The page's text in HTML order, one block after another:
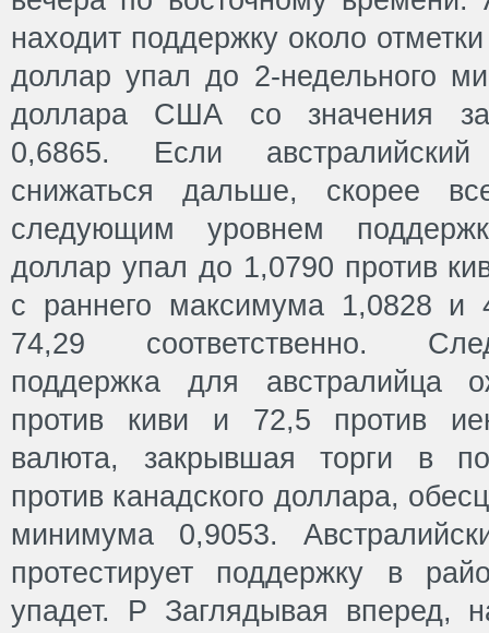
находит поддержку около
доллар упал до 2-недельного
доллара США со значения
0,6865. Если
снижаться дальше, скорее
следующим уровнем
доллар упал до 1,0790 против
с раннего максимума 1,0828 и
74,29 соответственно.
поддержка для австралийца
против киви и 72,5 против
валюта, закрывшая торги в
против канадского доллара,
минимума 0,9053.
протестирует поддержку в
упадет. Р Заглядывая вперед,